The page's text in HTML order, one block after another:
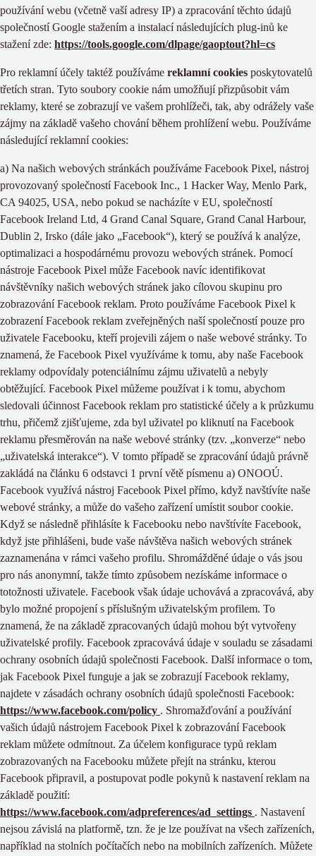
používání webu (včetně vaší adresy IP) a zpracování těchto údajů
společností Google stažením a instalací následujících plug-inů ke
stažení zde: https://tools.google.com/dlpage/gaoptout?hl=cs
Pro reklamní účely taktéž používáme reklamní cookies poskytovatelů
třetích stran. Tyto soubory cookie nám umožňují přizpůsobit vám
reklamy, které se zobrazují ve vašem prohlížeči, tak, aby odrážely vaše
zájmy na základě vašeho chování během prohlížení webu. Používáme
následující reklamní cookies:
a) Na našich webových stránkách používáme Facebook Pixel, nástroj
provozovaný společností Facebook Inc., 1 Hacker Way, Menlo Park,
CA 94025, USA, nebo pokud se nacházíte v EU, společností
Facebook Ireland Ltd, 4 Grand Canal Square, Grand Canal Harbour,
Dublin 2, Irsko (dále jako „Facebook“), který se používá k analýze,
optimalizaci a hospodárnému provozu webových stránek. Pomocí
nástroje Facebook Pixel může Facebook navíc identifikovat
návštěvníky našich webových stránek jako cílovou skupinu pro
zobrazování Facebook reklam. Proto používáme Facebook Pixel k
zobrazení Facebook reklam zveřejněných naší společností pouze pro
uživatele Facebooku, kteří projevili zájem o naše webové stránky. To
znamená, že Facebook Pixel využíváme k tomu, aby naše Facebook
reklamy odpovídaly potenciálnímu zájmu uživatelů a nebyly
obtěžující. Facebook Pixel můžeme používat i k tomu, abychom
sledovali účinnost Facebook reklam pro statistické účely a k průzkumu
trhu, přičemž zjišťujeme, zda byl uživatel po kliknutí na Facebook
reklamu přesměrován na naše webové stránky (tzv. „konverze“ nebo
„uživatelská interakce“). V tomto případě se zpracování údajů právně
zakládá na článku 6 odstavci 1 první větě písmenu a) ONOOÚ.
Facebook využívá nástroj Facebook Pixel přímo, když navštívíte naše
webové stránky, a může do vašeho zařízení umístit soubor cookie.
Když se následně přihlásíte k Facebooku nebo navštívíte Facebook,
když jste přihlášeni, bude vaše návštěva našich webových stránek
zaznamenána v rámci vašeho profilu. Shromážděné údaje o vás jsou
pro nás anonymní, takže tímto způsobem nezískáme informace o
totožnosti uživatele. Facebook však údaje uchovává a zpracovává, aby
bylo možné propojení s příslušným uživatelským profilem. To
znamená, že na základě zpracovaných údajů mohou být vytvořeny
uživatelské profily. Facebook zpracovává údaje v souladu se zásadami
ochrany osobních údajů společnosti Facebook. Další informace o tom,
jak Facebook Pixel funguje a jak se zobrazují Facebook reklamy,
najdete v zásadách ochrany osobních údajů společnosti Facebook:
https://www.facebook.com/policy . Shromažďování a používání
vašich údajů nástrojem Facebook Pixel k zobrazování Facebook
reklam můžete odmítnout. Za účelem konfigurace typů reklam
zobrazovaných na Facebooku můžete přejít na stránku, kterou
Facebook připravil, a postupovat podle pokynů k nastavení reklam na
základě použití:
https://www.facebook.com/adpreferences/ad_settings . Nastavení
nejsou závislá na platformě, tzn. že je lze používat na všech zařízeních,
například na stolních počítačích nebo na mobilních zařízeních. Můžete